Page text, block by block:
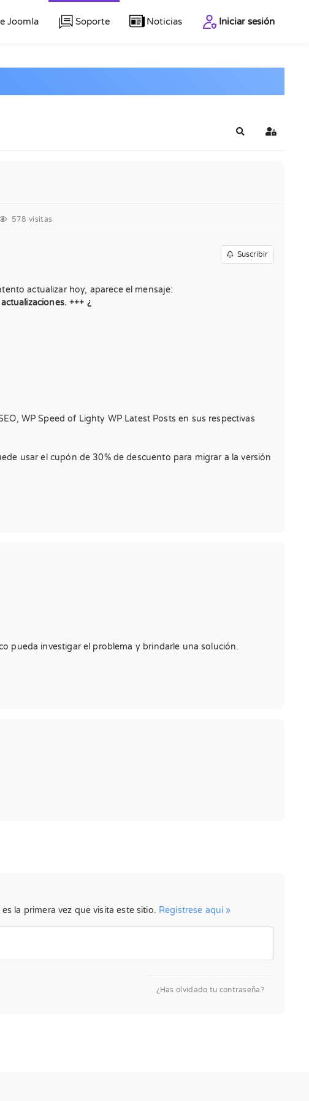
Joomla Soporte Noticias Iniciar sesión
Buscar Iniciar
578 visitas
Suscribir
actualizar hoy, aparece el mensaje:
+++ ¿
WP Speed of Lighty WP Latest Posts en sus respectivas
usar el cupón de 30% de descuento para migrar a la versión
pueda investigar el problema y brindarle una solución.
la primera vez que visita este sitio. Regístrese aquí »
¿Has olvidado tu contraseña?